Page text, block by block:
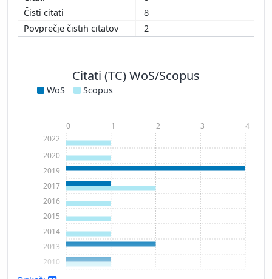
8
2
Citati (TC) WoS/Scopus
WoS Scopus
2010
2013
2014
2015
2016
2017
2019
2020
2022
0 1 2 3 4
Prikaži več